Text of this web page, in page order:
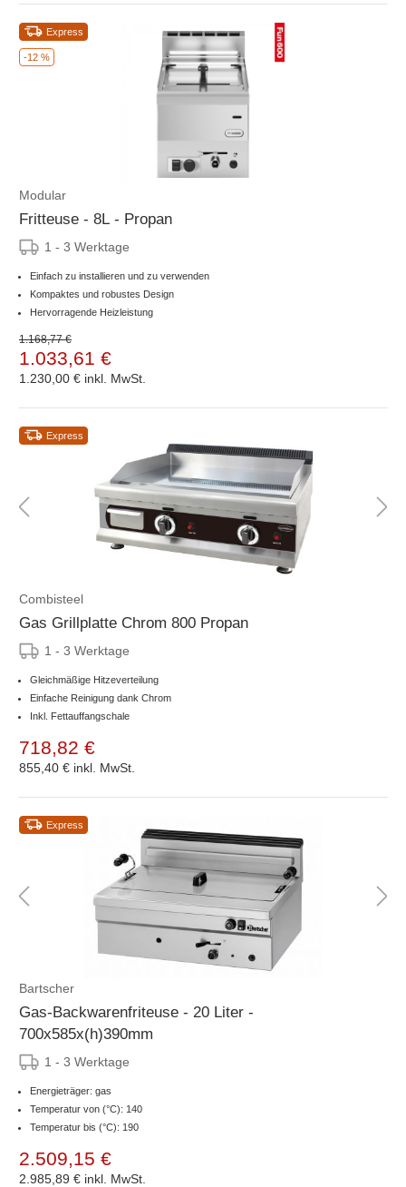
-12 %
Express
Modular
Fritteuse - 8L - Propan
1 - 3 Werktage
Einfach zu installieren und zu verwenden
Kompaktes und robustes Design
Hervorragende Heizleistung
1.168,77 €
1.033,61 €
1.230,00 € inkl. MwSt.
Express
Combisteel
Gas Grillplatte Chrom 800 Propan
1 - 3 Werktage
Gleichmäßige Hitzeverteilung
Einfache Reinigung dank Chrom
Inkl. Fettauffangschale
718,82 €
855,40 € inkl. MwSt.
Express
Bartscher
Gas-Backwarenfriteuse - 20 Liter -
700x585x(h)390mm
1 - 3 Werktage
Energieträger: gas
Temperatur von (°C): 140
Temperatur bis (°C): 190
2.509,15 €
2.985,89 € inkl. MwSt.